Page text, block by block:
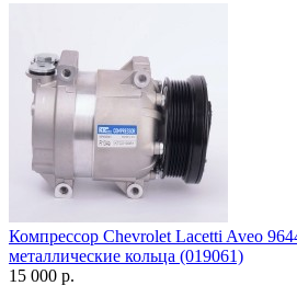
Компрессор Chevrolet Lacetti Aveo
металлические кольца (019061)
15 000 р.